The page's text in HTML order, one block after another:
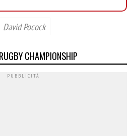
David Pocock
CHAMPIONSHIP